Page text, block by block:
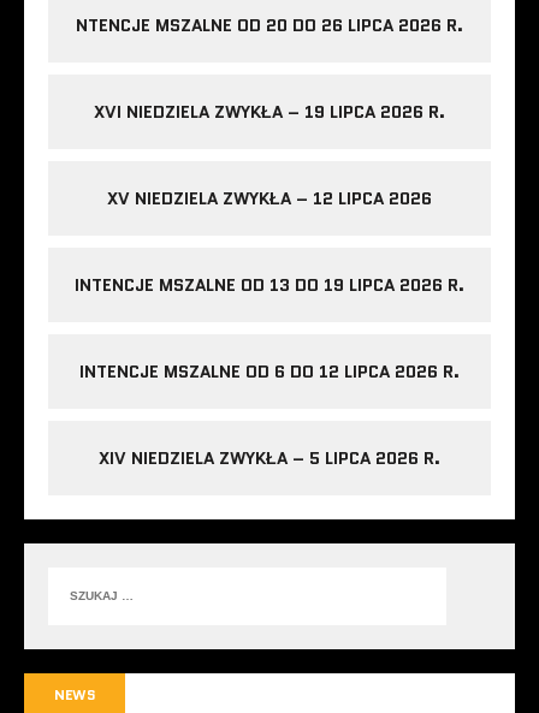
NTENCJE MSZALNE OD 20 DO 26 LIPCA 2026 R.
XVI NIEDZIELA ZWYKŁA – 19 LIPCA 2026 R.
XV NIEDZIELA ZWYKŁA – 12 LIPCA 2026
INTENCJE MSZALNE OD 13 DO 19 LIPCA 2026 R.
INTENCJE MSZALNE OD 6 DO 12 LIPCA 2026 R.
XIV NIEDZIELA ZWYKŁA – 5 LIPCA 2026 R.
NEWS